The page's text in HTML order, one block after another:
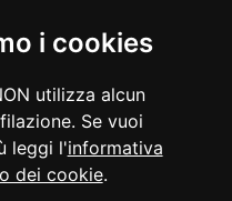
i cookies
utilizza alcun
Se vuoi
leggi l'informativa
dei cookie.
III
nel ruolo unico